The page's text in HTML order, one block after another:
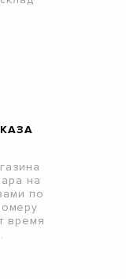
на
по
время